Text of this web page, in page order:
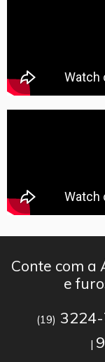
Conte com a
e
(19)
|